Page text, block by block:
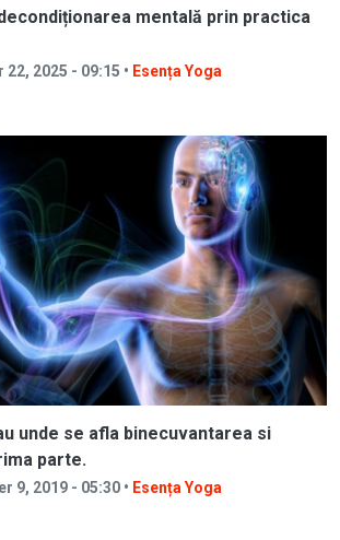
mentală prin practica
2025 - 09:15 • Esența Yoga
unde se afla binecuvantarea si
parte.
9, 2019 - 05:30 • Esența Yoga